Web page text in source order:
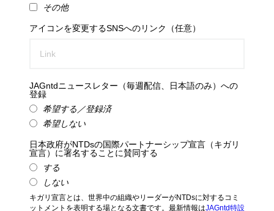
その他
アイコンを変更するSNSへのリンク（任意）
JAGntdニュースレター（毎週配信、日本語のみ）への
登録
希望する／登録済
希望しない
日本政府がNTDsの国際パートナーシップ宣言（キガリ
宣言）に署名することに賛同する
する
しない
キガリ宣言とは、世界中の組織やリーダーがNTDsに対するコミ
ットメントを表明する場となる文書です。最新情報はJAGntd特設